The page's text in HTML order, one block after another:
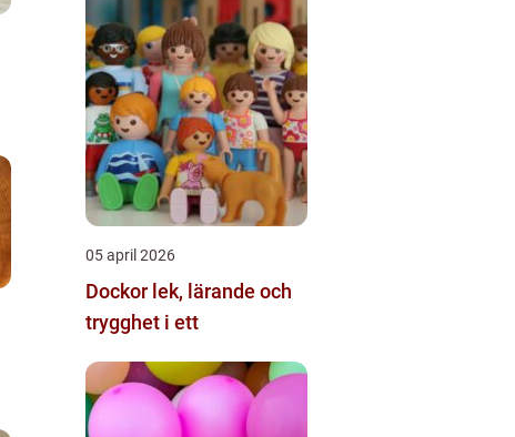
05 april 2026
Dockor lek, lärande och
trygghet i ett